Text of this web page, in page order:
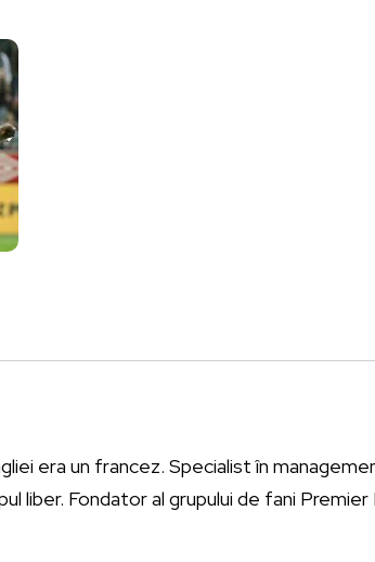
era un francez. Specialist în
liber. Fondator al grupului de fani Premier